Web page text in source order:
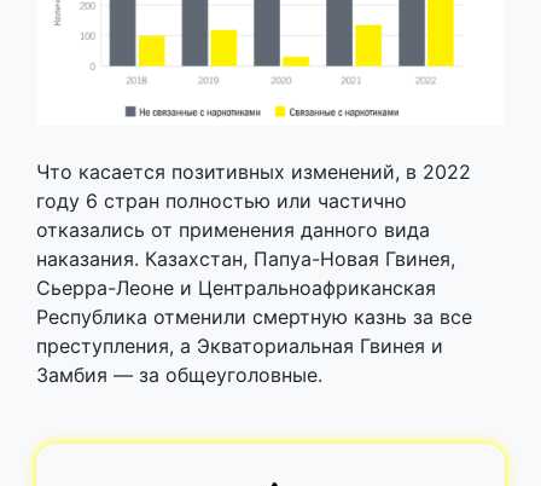
Что касается позитивных изменений, в 2022
году 6 стран полностью или частично
отказались от применения данного вида
наказания. Казахстан, Папуа-Новая Гвинея,
Сьерра-Леоне и Центральноафриканская
Республика отменили смертную казнь за все
преступления, а Экваториальная Гвинея и
Замбия — за общеуголовные.